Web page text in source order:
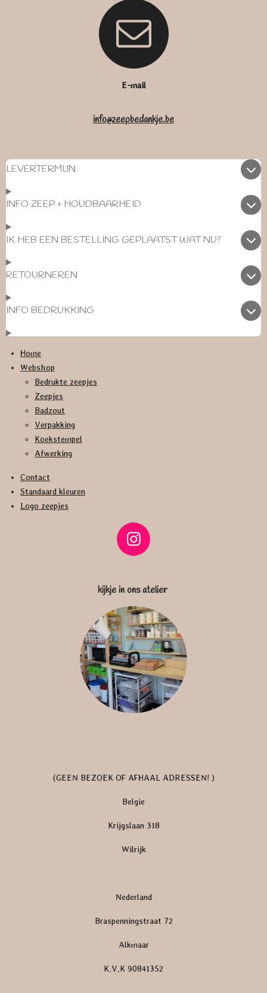
E-mail
info@zeepbedankje.be
LEVERTERMIJN
INFO ZEEP + HOUDBAARHEID
IK HEB EEN BESTELLING GEPLAATST WAT NU?
RETOURNEREN
INFO BEDRUKKING
Home
Webshop
Bedrukte zeepjes
Zeepjes
Badzout
Verpakking
Koekstempel
Afwerking
Contact
Standaard kleuren
Logo zeepjes
I
t
a
g
r
a
m
kijkje in ons atelier
(GEEN BEZOEK OF AFHAAL ADRESSEN! )
Belgie
Krijgslaan 318
Wilrijk
Nederland
Braspenningstraat 72
Alkmaar
K.V.K 90841352